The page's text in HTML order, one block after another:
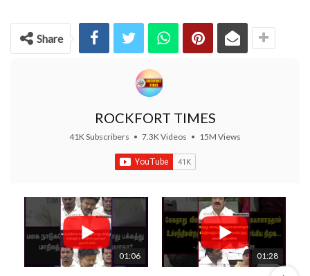
Share
ROCKFORT TIMES
41K Subscribers • 7.3K Videos • 15M Views
01:06 01:28